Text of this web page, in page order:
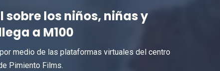
los niños, niñas y
a M100
medio de las plataformas virtuales del centro
Pimiento Films.